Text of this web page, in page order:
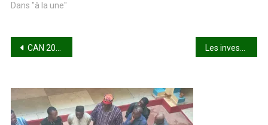
Dans "à la une"
Navigation
l’article
CAN 2025 : la CAF tranche sur la polémique autour du sacre du Sénégal